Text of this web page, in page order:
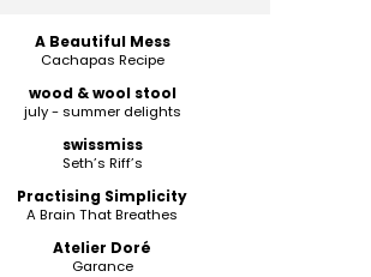
A Beautiful Mess
Cachapas Recipe
wood & wool stool
july - summer delights
swissmiss
Seth’s Riff’s
Practising Simplicity
A Brain That Breathes
Atelier Doré
Garance